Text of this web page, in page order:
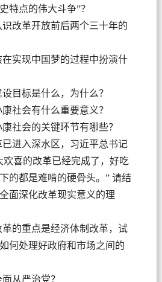
特点的伟大斗争”？
识改革开放前后两个三十年的
在实现中国梦的过程中扮演什
目标是什么，为什么？
社会有什么重要意义？
社会的关键环节有哪些？
已进入深水区，习近平总书记
欢喜的改革已经完成了，好吃
的都是难啃的硬骨头。” 请结
面深化改革现实意义的理
革的重点是经济体制改革，试
何处理好政府和市场之间的
从严治党？